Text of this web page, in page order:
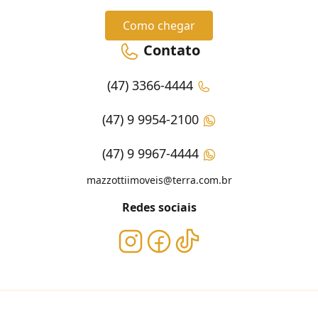
Como chegar
Contato
(47) 3366-4444
(47) 9 9954-2100
(47) 9 9967-4444
mazzottiimoveis@terra.com.br
Redes sociais